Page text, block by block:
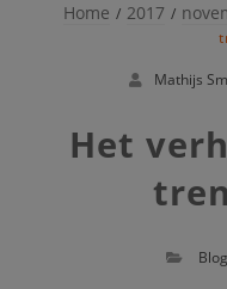
Home 2017
Mathijs
Het
Blog